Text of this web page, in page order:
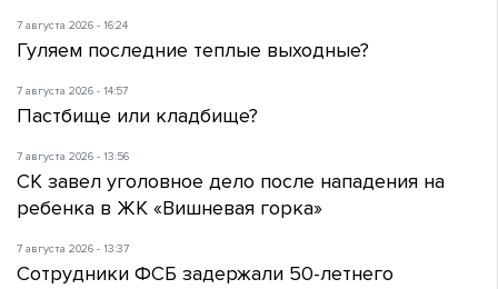
7 августа 2026 - 16:24
Гуляем последние теплые выходные?
7 августа 2026 - 14:57
Пастбище или кладбище?
7 августа 2026 - 13:56
СК завел уголовное дело после нападения на
ребенка в ЖК «Вишневая горка»
7 августа 2026 - 13:37
Сотрудники ФСБ задержали 50-летнего